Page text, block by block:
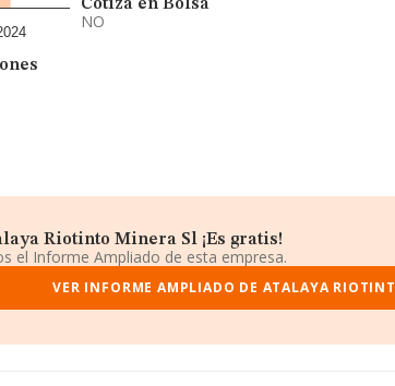
Cotiza en Bolsa
NO
Riotinto Minera Sl ¡Es gratis!
el Informe Ampliado de esta empresa.
VER INFORME AMPLIADO DE ATALAYA